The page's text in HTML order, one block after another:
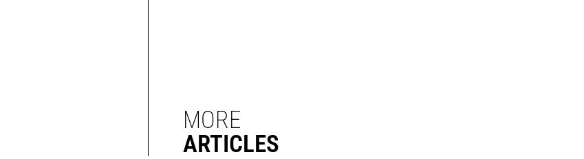
MORE
ARTICLES